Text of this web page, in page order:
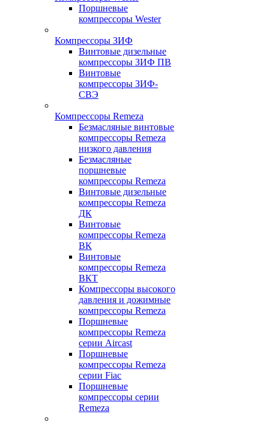
Поршневые
компрессоры Wester
Компрессоры ЗИФ
Винтовые дизельные
компрессоры ЗИФ ПВ
Винтовые
компрессоры ЗИФ-
СВЭ
Компрессоры Remeza
Безмасляные винтовые
компрессоры Remeza
низкого давления
Безмасляные
поршневые
компрессоры Remeza
Винтовые дизельные
компрессоры Remeza
ДК
Винтовые
компрессоры Remeza
ВК
Винтовые
компрессоры Remeza
ВКТ
Компрессоры высокого
давления и дожимные
компрессоры Remeza
Поршневые
компрессоры Remeza
серии Aircast
Поршневые
компрессоры Remeza
серии Fiac
Поршневые
компрессоры серии
Remeza